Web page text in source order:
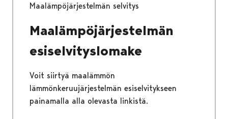
Maalämpöjärjestelmän selvitys
Maalämpöjärjestelmän
esiselvityslomake
Voit siirtyä maalämmön
lämmönkeruujärjestelmän esiselvitykseen
painamalla alla olevasta linkistä.